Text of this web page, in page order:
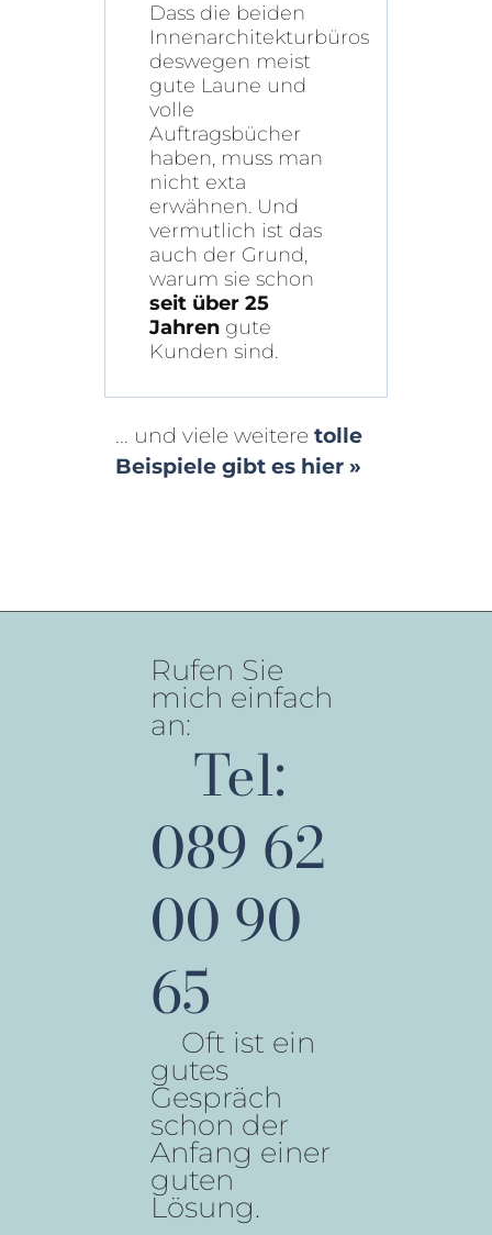
Dass die beiden
Innenarchitekturbüros
deswegen meist
gute Laune und
volle
Auftragsbücher
haben, muss man
nicht exta
erwähnen. Und
vermutlich ist das
auch der Grund,
warum sie schon
seit über 25
Jahren gute
Kunden sind.
... und viele weitere tolle
Beispiele gibt es hier »
Rufen Sie
mich einfach
an:
Tel:
089 62
00 90
65
Oft ist ein
gutes
Gespräch
schon der
Anfang einer
guten
Lösung.